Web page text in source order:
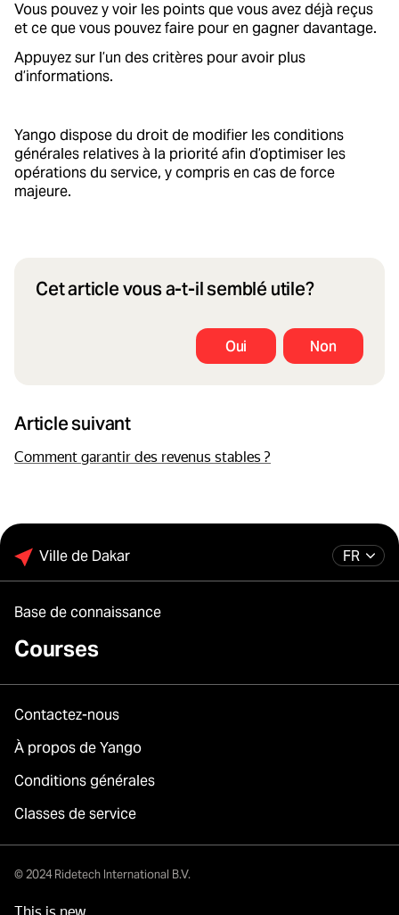
Vous pouvez y voir les points que vous avez déjà reçus
et ce que vous pouvez faire pour en gagner davantage.
Appuyez sur l’un des critères pour avoir plus
d’informations.
Yango dispose du droit de modifier les conditions
générales relatives à la priorité afin d’optimiser les
opérations du service, y compris en cas de force
majeure.
Cet article vous a-t-il semblé utile?
Oui Non
Article suivant
Comment garantir des revenus stables ?
FR
Ville de Dakar
Base de connaissance
Courses
Contactez-nous
À propos de Yango
Conditions générales
Classes de service
© 2024 Ridetech International B.V.